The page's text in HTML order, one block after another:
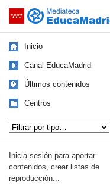
Saltar navegación
Inicio
Canal EducaMadrid
Últimos contenidos
Centros
Inicia sesión para aportar
contenidos, crear listas de
reproducción...